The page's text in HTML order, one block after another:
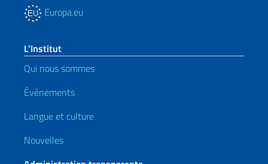
Europa.eu
L’Institut
Qui nous sommes
Événements
Langue et culture
Nouvelles